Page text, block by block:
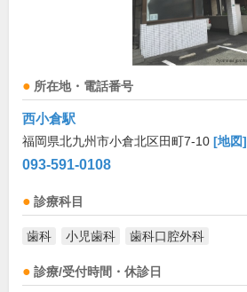
所在地・電話番号
西小倉駅
福岡県北九州市小倉北区田町7-10 [地図]
093-591-0108
診療科目
歯科 小児歯科 歯科口腔外科
診療/受付時間・休診日